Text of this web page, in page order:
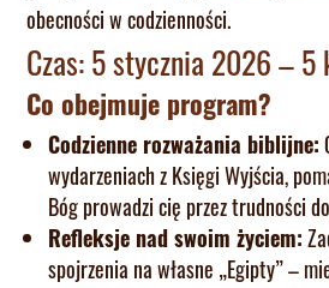
obecności w codzienności.
Czas: 5 stycznia 2026 –
Co obejmuje program?
Codzienne rozważania biblijne:
wydarzeniach z Księgi Wyjścia,
Bóg prowadzi cię przez trudności
Refleksje nad swoim życiem:
spojrzenia na własne „Egipty” –